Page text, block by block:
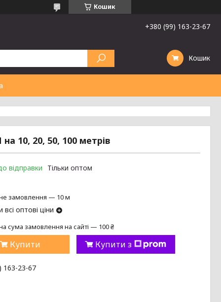
Кошик
+380 (99) 163-23-67
Кошик
10, 20, 50, 100 метрів
відправки Тільки оптом
замовлення — 10 м
оптові ціни
сума замовлення на сайті — 100 ₴
Купити Купити з
163-23-67